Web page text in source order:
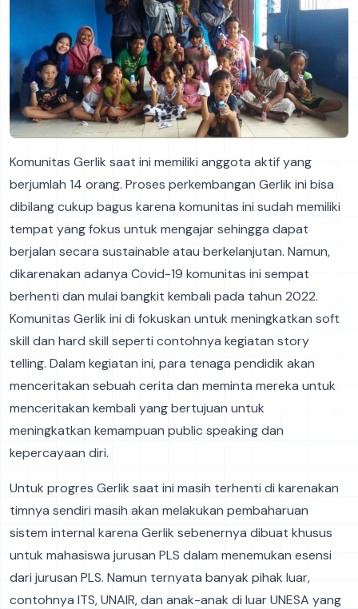
Komunitas Gerlik saat ini memiliki anggota aktif yang
berjumlah 14 orang. Proses perkembangan Gerlik ini bisa
dibilang cukup bagus karena komunitas ini sudah memiliki
tempat yang fokus untuk mengajar sehingga dapat
berjalan secara sustainable atau berkelanjutan. Namun,
dikarenakan adanya Covid-19 komunitas ini sempat
berhenti dan mulai bangkit kembali pada tahun 2022.
Komunitas Gerlik ini di fokuskan untuk meningkatkan soft
skill dan hard skill seperti contohnya kegiatan story
telling. Dalam kegiatan ini, para tenaga pendidik akan
menceritakan sebuah cerita dan meminta mereka untuk
menceritakan kembali yang bertujuan untuk
meningkatkan kemampuan public speaking dan
kepercayaan diri.
Untuk progres Gerlik saat ini masih terhenti di karenakan
timnya sendiri masih akan melakukan pembaharuan
sistem internal karena Gerlik sebenernya dibuat khusus
untuk mahasiswa jurusan PLS dalam menemukan esensi
dari jurusan PLS. Namun ternyata banyak pihak luar,
contohnya ITS, UNAIR, dan anak-anak di luar UNESA yang